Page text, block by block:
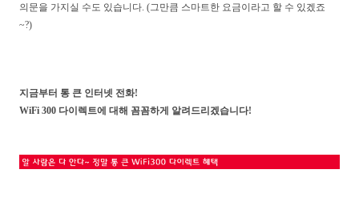
의문을 가지실 수도 있습니다. (그만큼 스마트한 요금이라고 할 수 있겠죠
~?)
지금부터 통 큰 인터넷 전화!
WiFi 300 다이렉트에 대해 꼼꼼하게 알려드리겠습니다!